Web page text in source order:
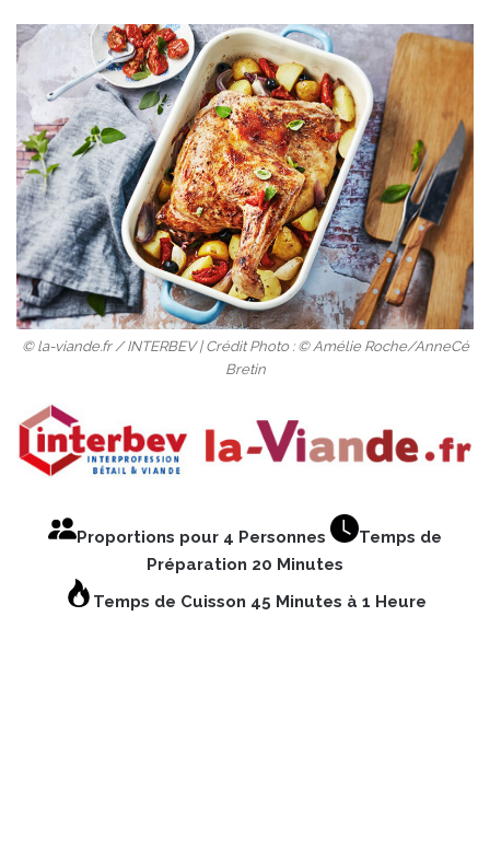
© la-viande.fr / INTERBEV | Crédit Photo : © Amélie Roche/AnneCé
Bretin
Proportions pour 4 Personnes
Temps de
Préparation 20 Minutes
Temps de Cuisson 45 Minutes à 1 Heure